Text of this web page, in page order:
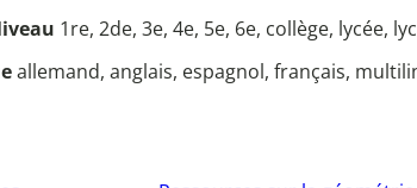
1re, 2de, 3e, 4e, 5e, 6e, collège, lycée,
allemand, anglais, espagnol, français,